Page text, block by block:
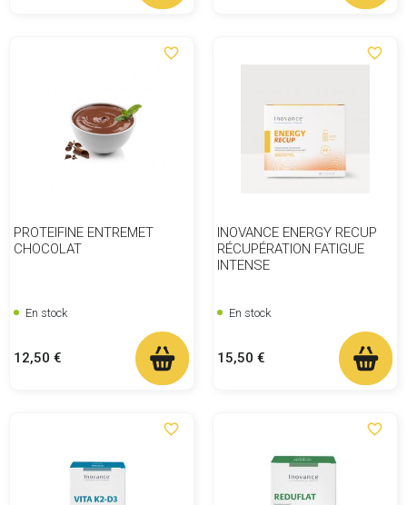
favorite_border
PROTEIFINE ENTREMET
CHOCOLAT
En stock
Prix
12,50 €
favorite_border
INOVANCE ENERGY RECUP
RÉCUPÉRATION FATIGUE
INTENSE
En stock
Prix
15,50 €
favorite_border favorite_border